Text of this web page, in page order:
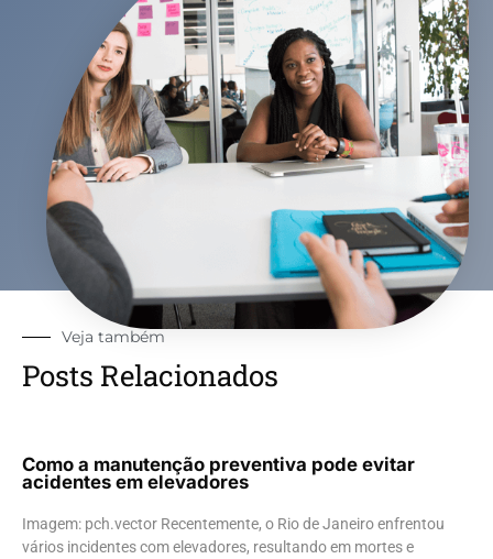
Veja também
Posts Relacionados
Como a manutenção preventiva pode evitar
acidentes em elevadores
Imagem: pch.vector Recentemente, o Rio de Janeiro enfrentou
vários incidentes com elevadores, resultando em mortes e